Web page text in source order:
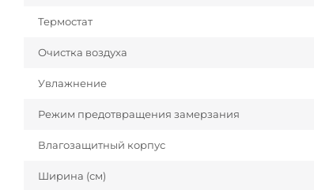
Термостат
Очистка воздуха
Увлажнение
Режим предотвращения замерзания
Влагозащитный корпус
Ширина (см)